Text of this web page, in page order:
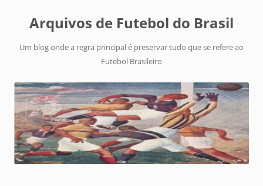
Arquivos de Futebol do Brasil
Um blog onde a regra principal é preservar tudo que se refere ao
Futebol Brasileiro